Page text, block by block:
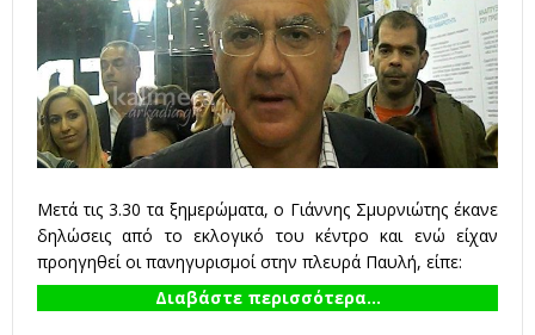
Μετά τις 3.30 τα ξημερώματα, ο Γιάννης Σμυρνιώτης έκανε
δηλώσεις από το εκλογικό του κέντρο και ενώ είχαν
προηγηθεί οι πανηγυρισμοί στην πλευρά Παυλή, είπε:
Διαβάστε περισσότερα...